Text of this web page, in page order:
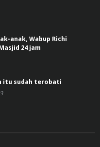
anak, Wabup Richi
24 jam
itu sudah terobati